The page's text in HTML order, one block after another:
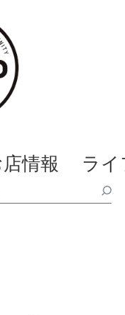
情報 ラ